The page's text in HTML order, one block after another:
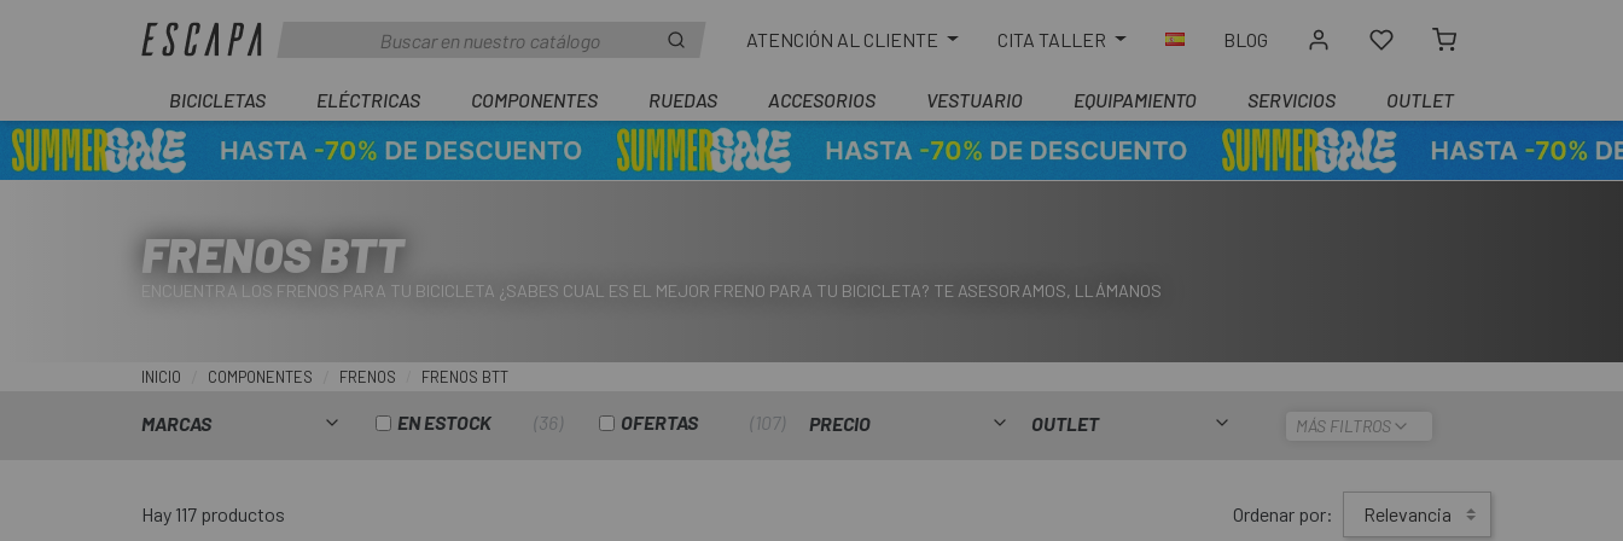
ATENCIÓN AL CLIENTE CITA TALLER BLOG
BICICLETAS ELÉCTRICAS COMPONENTES RUEDAS ACCESORIOS VESTUARIO EQUIPAMIENTO SERVICIOS OUTLET
FRENOS BTT
ENCUENTRA LOS FRENOS PARA TU BICICLETA ¿SABES CUAL ES EL MEJOR FRENO PARA TU BICICLETA? TE ASESORAMOS, LLÁMANOS
INICIO COMPONENTES FRENOS FRENOS BTT
MARCAS EN ESTOCK 36 OFERTAS 107 PRECIO OUTLET MÁS FILTROS
Hay 117 productos Ordenar por: Relevancia